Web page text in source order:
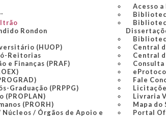
Rondon
(HUOP)
Reitorias
e Finanças (PRAF)
Graduação (PRPPG)
(PROPLAN)
(PRORH)
Núcleos / Órgãos de Apoio e
Acesso a
Central
Central
Fale
Livraria
Mapa do
Portal